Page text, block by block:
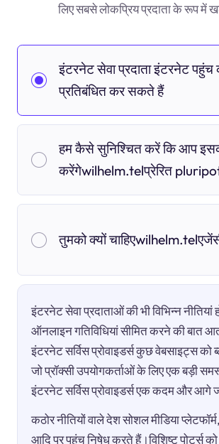
लिए सबसे लोकप्रिय प्रदाता के रूप में
इंटरनेट सेवा प्रदाता इंटरनेट
प्रतिबंधित कर सकते हैं
हम कैसे सुनिश्चित करें कि आप
करेंगेwilhelm.telप्रेरित
तुमको क्यों
इंटरनेट सेवा प्रदाताओं की भी विभिन्न
ऑनलाइन गतिविधियां सीमित करने की बात
इंटरनेट सर्विस प्रोवाइडर्स कुछ वेबसाइट्स को
जो प्रॉक्सी उपयोगकर्ताओं के लिए एक बड़ी
इंटरनेट सर्विस प्रोवाइडर्स एक कदम और आगे
कठोर नीतियों वाले देश सोशल मीडिया
आदि पर पहुंच निषेध करते हैं।विशिष्ट पोर्ट्स